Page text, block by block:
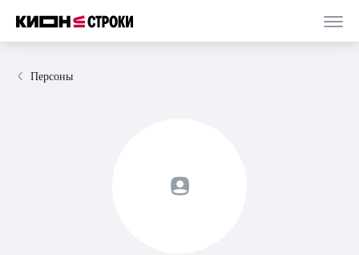
Персоны